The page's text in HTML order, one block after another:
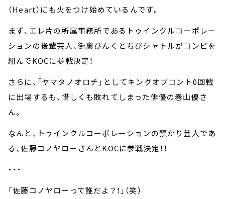
（Heart）にも火をつけ始めているんです。
まず、エレ片の所属事務所であるトゥインクルコーポレー
ションの後輩芸人、街裏ぴんくとちびシャトルがコンビを
組んでKOCに参戦決定！
さらに、「ヤマタノオロチ」としてキングオブコント0回戦
に出場するも、惜しくも敗れてしまった俳優の春山優さ
ん。
なんと、トゥインクルコーポレーションの預かり芸人であ
る、佐藤コノヤローさんとKOCに参戦決定！！
・・・
「佐藤コノヤローって誰だよ？！」（笑）